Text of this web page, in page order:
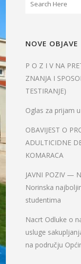
NOVE OBJAVE
P O Z I V NA
ZNANJA I
TESTIRANJE)
Oglas za prijam
OBAVIJEST O
ADULTICIDNE
KOMARACA
JAVNI POZIV —
Norinska
studentima
Nacrt Odluke o
usluge
na području